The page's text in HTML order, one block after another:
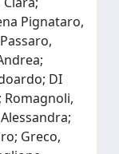
Pignataro,
DI
Romagnoli,
Greco,